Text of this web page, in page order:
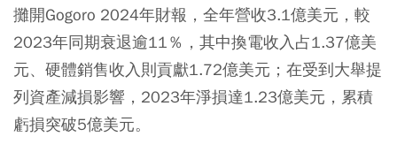
攤開Gogoro 2024年財報，全年營收3.1億美元，較
2023年同期衰退逾11％，其中換電收入占1.37億美
元、硬體銷售收入則貢獻1.72億美元；在受到大舉提
列資產減損影響，2023年淨損達1.23億美元，累積
虧損突破5億美元。